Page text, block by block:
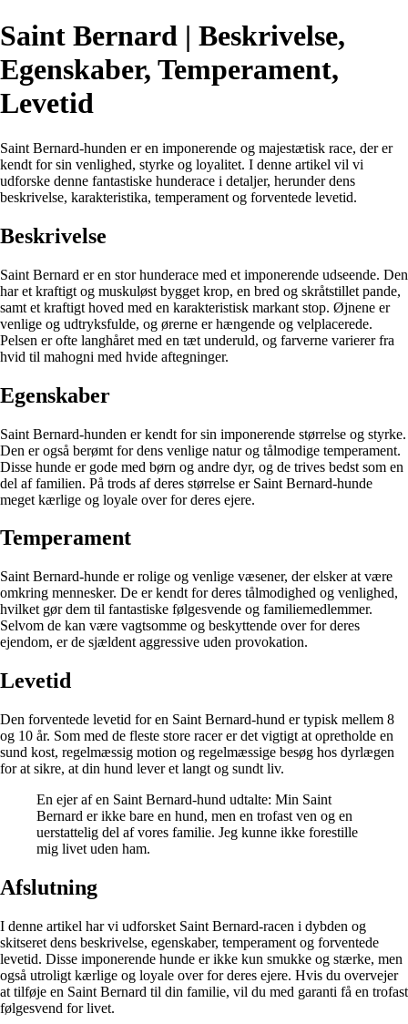
Saint Bernard | Beskrivelse,
Egenskaber, Temperament,
Levetid
Saint Bernard-hunden er en imponerende og majestætisk race, der er
kendt for sin venlighed, styrke og loyalitet. I denne artikel vil vi
udforske denne fantastiske hunderace i detaljer, herunder dens
beskrivelse, karakteristika, temperament og forventede levetid.
Beskrivelse
Saint Bernard er en stor hunderace med et imponerende udseende. Den
har et kraftigt og muskuløst bygget krop, en bred og skråtstillet pande,
samt et kraftigt hoved med en karakteristisk markant stop. Øjnene er
venlige og udtryksfulde, og ørerne er hængende og velplacerede.
Pelsen er ofte langhåret med en tæt underuld, og farverne varierer fra
hvid til mahogni med hvide aftegninger.
Egenskaber
Saint Bernard-hunden er kendt for sin imponerende størrelse og styrke.
Den er også berømt for dens venlige natur og tålmodige temperament.
Disse hunde er gode med børn og andre dyr, og de trives bedst som en
del af familien. På trods af deres størrelse er Saint Bernard-hunde
meget kærlige og loyale over for deres ejere.
Temperament
Saint Bernard-hunde er rolige og venlige væsener, der elsker at være
omkring mennesker. De er kendt for deres tålmodighed og venlighed,
hvilket gør dem til fantastiske følgesvende og familiemedlemmer.
Selvom de kan være vagtsomme og beskyttende over for deres
ejendom, er de sjældent aggressive uden provokation.
Levetid
Den forventede levetid for en Saint Bernard-hund er typisk mellem 8
og 10 år. Som med de fleste store racer er det vigtigt at opretholde en
sund kost, regelmæssig motion og regelmæssige besøg hos dyrlægen
for at sikre, at din hund lever et langt og sundt liv.
En ejer af en Saint Bernard-hund udtalte: Min Saint
Bernard er ikke bare en hund, men en trofast ven og en
uerstattelig del af vores familie. Jeg kunne ikke forestille
mig livet uden ham.
Afslutning
I denne artikel har vi udforsket Saint Bernard-racen i dybden og
skitseret dens beskrivelse, egenskaber, temperament og forventede
levetid. Disse imponerende hunde er ikke kun smukke og stærke, men
også utroligt kærlige og loyale over for deres ejere. Hvis du overvejer
at tilføje en Saint Bernard til din familie, vil du med garanti få en trofast
følgesvend for livet.